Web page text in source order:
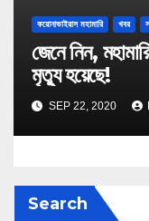
করোনাভাইরাস মহামারি খবর
জেনে নিন,
মৃত্যু হয়েছে!
SEP 22, 2020
Search